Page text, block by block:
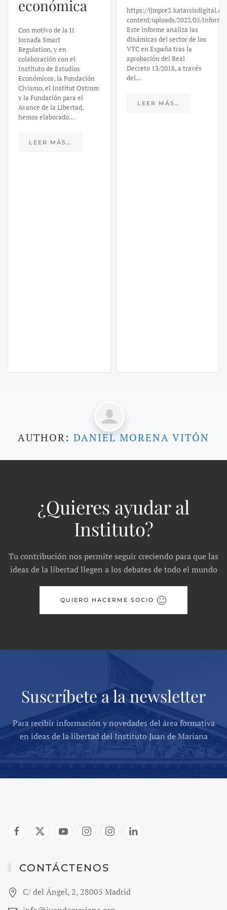
económica
Con motivo de la II
Jornada Smart
Regulation, y en
colaboración con el
Instituto de Estudios
Económicos, la Fundación
Civismo, el Institut Ostrom
y la Fundación para el
Avance de la Libertad,
hemos elaborado…
LEER MÁS…
https://
content/uploads/2022/05/
Este informe analiza las
dinámicas del sector de los
VTC en España tras la
aprobación del Real
Decreto 13/2018, a través
del…
LEER MÁS…
AUTHOR: DANIEL MORENA VITÓN
¿Quieres ayudar al
Instituto?
Tu contribución nos permite seguir creciendo para que las
ideas de la libertad llegen a los debates de todo el mundo
QUIERO HACERME SOCIO
Suscríbete a la newsletter
Para recibir información y novedades del área formativa
en ideas de la libertad del Instituto Juan de Mariana
CONTÁCTENOS
C/ del Ángel, 2, 28005 Madrid